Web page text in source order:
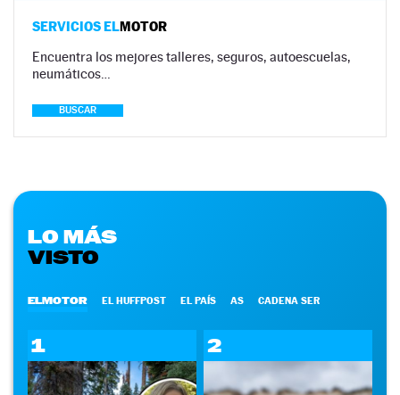
SERVICIOS ELMOTOR
Encuentra los mejores talleres, seguros, autoescuelas,
neumáticos…
BUSCAR
LO MÁS
VISTO
ELMOTOR EL HUFFPOST EL PAÍS AS CADENA SER
1 2